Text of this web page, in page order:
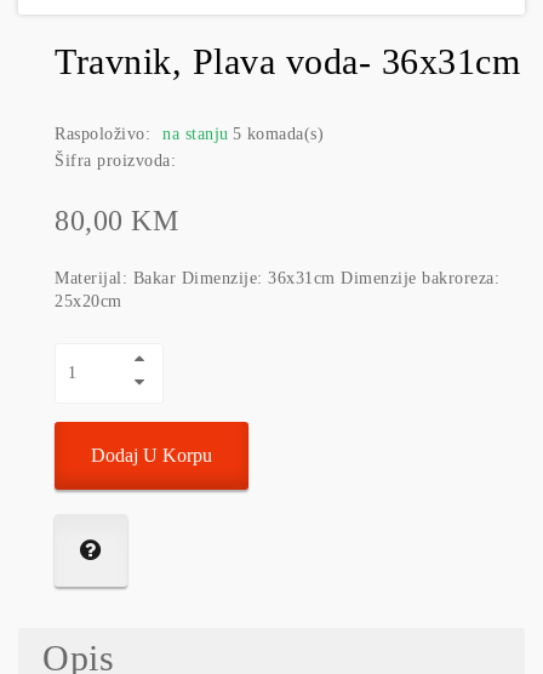
Travnik, Plava voda- 36x31cm
Raspoloživo: na stanju 5 komada(s)
Šifra proizvoda:
80,00 KM
Materijal: Bakar Dimenzije: 36x31cm Dimenzije bakroreza:
25x20cm
Dodaj U Korpu
Opis